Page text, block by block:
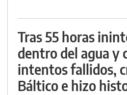
Tras 55 horas
dentro del agua y
intentos fallidos,
Báltico e hizo